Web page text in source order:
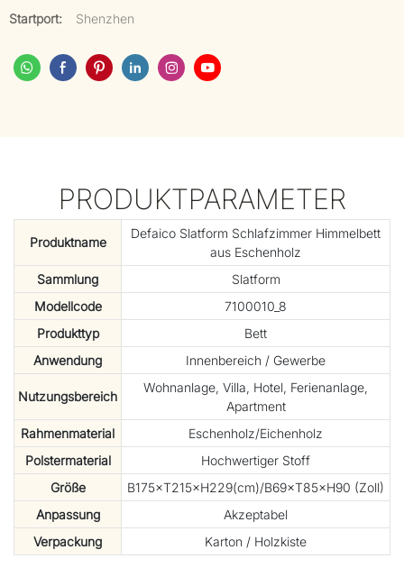
Startport:
Shenzhen
PRODUKTPARAMETER
Produktname
Defaico Slatform Schlafzimmer Himmelbett
aus Eschenholz
Sammlung
Slatform
Modellcode
7100010_8
Produkttyp
Bett
Anwendung
Innenbereich / Gewerbe
Nutzungsbereich
Wohnanlage, Villa, Hotel, Ferienanlage,
Apartment
Rahmenmaterial
Eschenholz/Eichenholz
Polstermaterial
Hochwertiger Stoff
Größe
B175×T215×H229(cm)/B69×T85×H90 (Zoll)
Anpassung
Akzeptabel
Verpackung
Karton / Holzkiste